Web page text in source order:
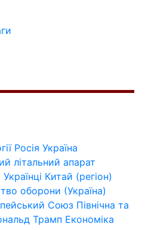
Росія Україна
літальний апарат
Українці Китай (регіон)
оборони (Україна)
Союз Північна та
Трамп Економіка